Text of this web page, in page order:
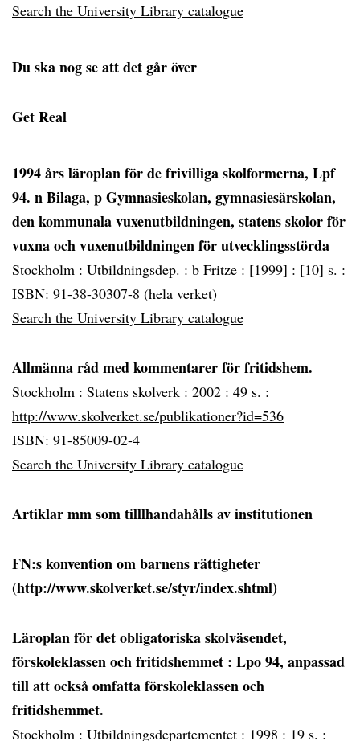
Search the University Library catalogue
Du ska nog se att det går över
Get Real
1994 års läroplan för de frivilliga skolformerna, Lpf
94. n Bilaga, p Gymnasieskolan, gymnasiesärskolan,
den kommunala vuxenutbildningen, statens skolor för
vuxna och vuxenutbildningen för utvecklingsstörda
Stockholm : Utbildningsdep. : b Fritze : [1999] : [10] s. :
ISBN: 91-38-30307-8 (hela verket)
Search the University Library catalogue
Allmänna råd med kommentarer för fritidshem.
Stockholm : Statens skolverk : 2002 : 49 s. :
http://www.skolverket.se/publikationer?id=536
ISBN: 91-85009-02-4
Search the University Library catalogue
Artiklar mm som tilllhandahålls av institutionen
FN:s konvention om barnens rättigheter
(http://www.skolverket.se/styr/index.shtml)
Läroplan för det obligatoriska skolväsendet,
förskoleklassen och fritidshemmet : Lpo 94, anpassad
till att också omfatta förskoleklassen och
fritidshemmet.
Stockholm : Utbildningsdepartementet : 1998 : 19 s. :